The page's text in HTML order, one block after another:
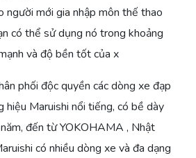
người mới gia nhập môn thế thao
có thể sử dụng nó trong khoảng
và độ bền tốt của x
phối độc quyền các dòng xe đạp
hiệu Maruishi nổi tiếng, có bề dày
đến từ YOKOHAMA , Nhật
có nhiều dòng xe và đa dạng